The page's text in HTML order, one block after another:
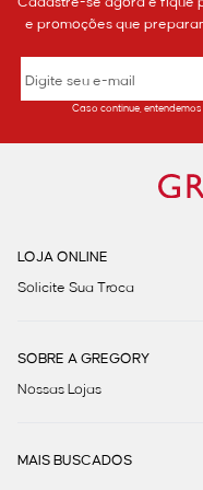
e promoções que
Caso continue,
LOJA ONLINE
Solicite Sua Troca
SOBRE A GREGORY
Nossas Lojas
MAIS BUSCADOS